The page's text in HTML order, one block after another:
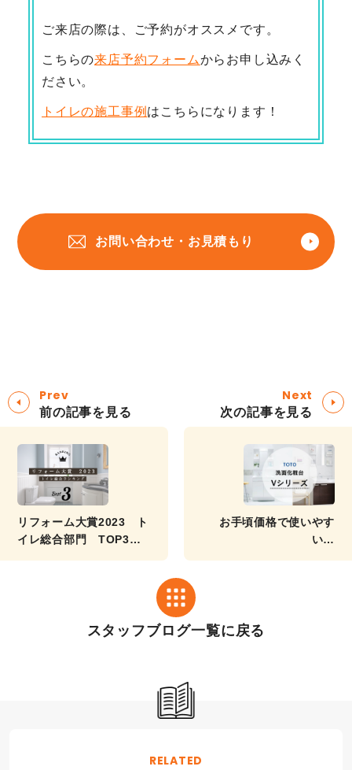
ご来店の際は、ご予約がオススメです。
こちらの来店予約フォームからお申し込みく
ださい。
トイレの施工事例 はこちらになります！
お問い合わせ・お見積もり
Prev
前の記事を見る
リフォーム大賞2023 ト
イレ総合部門 TOP3の
スタッフブログ一覧に戻る
Next
次の記事を見る
お手頃価格で使いやす
い！
RELATED